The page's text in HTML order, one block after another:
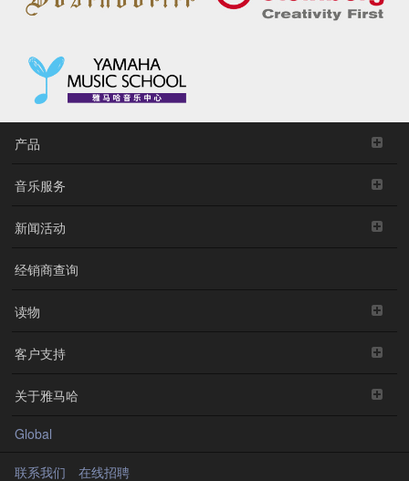
产品
音乐服务
新闻活动
经销商查询
读物
客户支持
关于雅马哈
Global
联系我们
在线招聘